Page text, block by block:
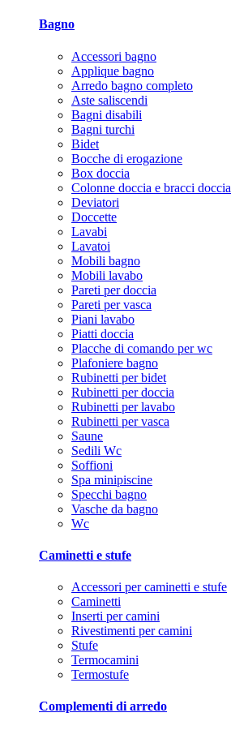
Bagno
Accessori bagno
Applique bagno
Arredo bagno completo
Aste saliscendi
Bagni disabili
Bagni turchi
Bidet
Bocche di erogazione
Box doccia
Colonne doccia e bracci doccia
Deviatori
Doccette
Lavabi
Lavatoi
Mobili bagno
Mobili lavabo
Pareti per doccia
Pareti per vasca
Piani lavabo
Piatti doccia
Placche di comando per wc
Plafoniere bagno
Rubinetti per bidet
Rubinetti per doccia
Rubinetti per lavabo
Rubinetti per vasca
Saune
Sedili Wc
Soffioni
Spa minipiscine
Specchi bagno
Vasche da bagno
Wc
Caminetti e stufe
Accessori per caminetti e stufe
Caminetti
Inserti per camini
Rivestimenti per camini
Stufe
Termocamini
Termostufe
Complementi di arredo